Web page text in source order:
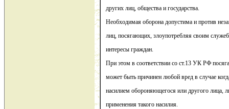
других лиц, общества и государства.
Необходимая оборона допустима и против
лиц, посягающих, злоупотребляя своим
интересы граждан.
При этом в соответствии со ст.13 УК РФ
может быть причинен любой вред в случае
насилием обороняющегося или другого лица,
применения такого насилия.